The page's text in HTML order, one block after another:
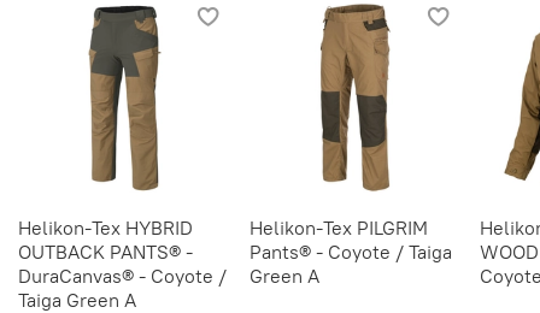
Helikon-Tex HYBRID
OUTBACK PANTS® -
DuraCanvas® - Coyote /
Taiga Green A
Helikon-Tex PILGRIM
Pants® - Coyote / Taiga
Green A